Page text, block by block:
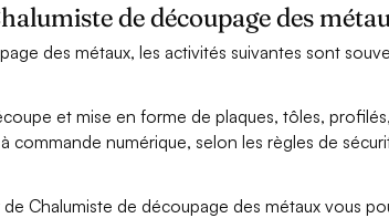
de découpage des
des métaux, les activités suivantes sont
et mise en forme de plaques, tôles,
numérique, selon les règles de
Chalumiste de découpage des métaux vous